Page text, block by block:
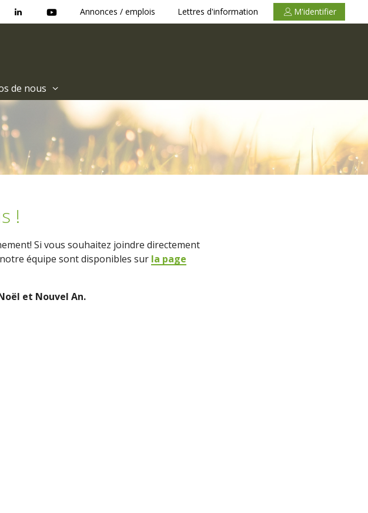
Annonces / emplois Lettres d'information M'identifier
de nous
!
Si vous souhaitez joindre directement
équipe sont disponibles sur la page
et Nouvel An.